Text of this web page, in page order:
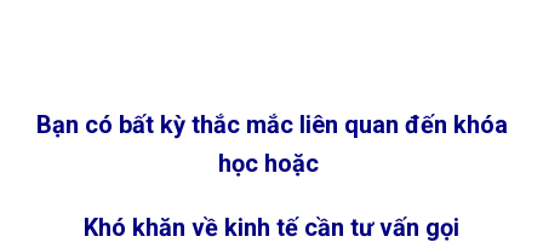
Khó khăn về kinh tế cần tư vấn gọ
Thầy Mr Dương “Vui tính”